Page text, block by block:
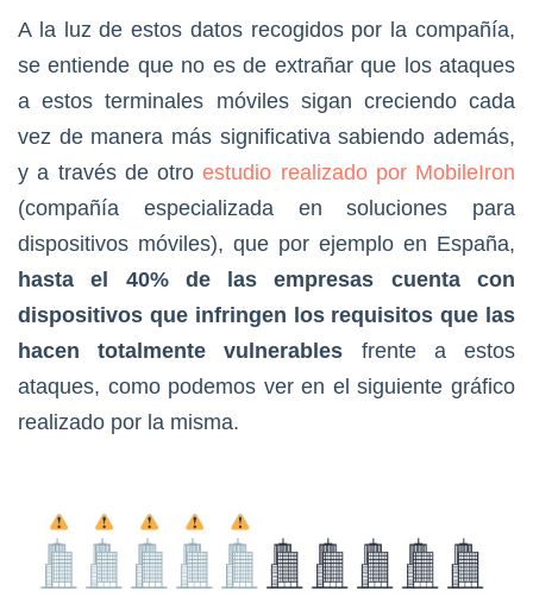
A la luz de estos datos recogidos por la compañía,
se entiende que no es de extrañar que los ataques
a estos terminales móviles sigan creciendo cada
vez de manera más significativa sabiendo además,
y a través de otroestudio realizado por MobileIron
(compañía especializada en soluciones para
dispositivos móviles), que por ejemplo en España,
hasta el 40% de las empresas cuenta con
dispositivos que infringen los requisitos que las
hacen totalmente vulnerables frente a estos
ataques, como podemos ver en el siguiente gráfico
realizado por la misma.